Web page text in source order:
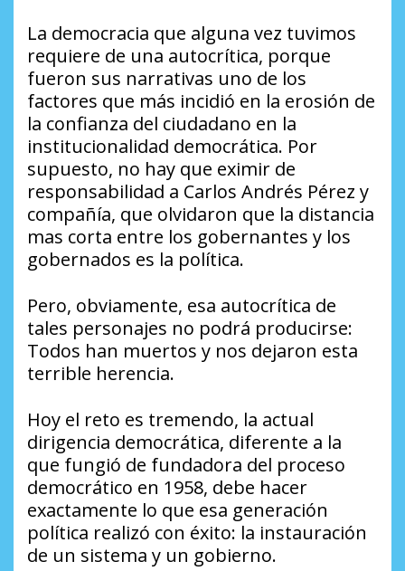
La democracia que alguna vez tuvimos
requiere de una autocrítica, porque
fueron sus narrativas uno de los
factores que más incidió en la erosión de
la confianza del ciudadano en la
institucionalidad democrática. Por
supuesto, no hay que eximir de
responsabilidad a Carlos Andrés Pérez y
compañía, que olvidaron que la distancia
mas corta entre los gobernantes y los
gobernados es la política.
Pero, obviamente, esa autocrítica de
tales personajes no podrá producirse:
Todos han muertos y nos dejaron esta
terrible herencia.
Hoy el reto es tremendo, la actual
dirigencia democrática, diferente a la
que fungió de fundadora del proceso
democrático en 1958, debe hacer
exactamente lo que esa generación
política realizó con éxito: la instauración
de un sistema y un gobierno.